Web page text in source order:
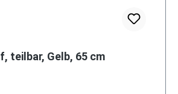
teilbar, Gelb, 65 cm